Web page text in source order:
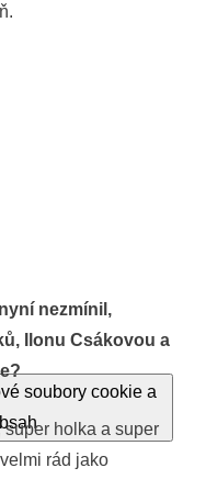
soubory cookie a
nezmínil,
Ilonu Csákovou a
holka a super
rád jako